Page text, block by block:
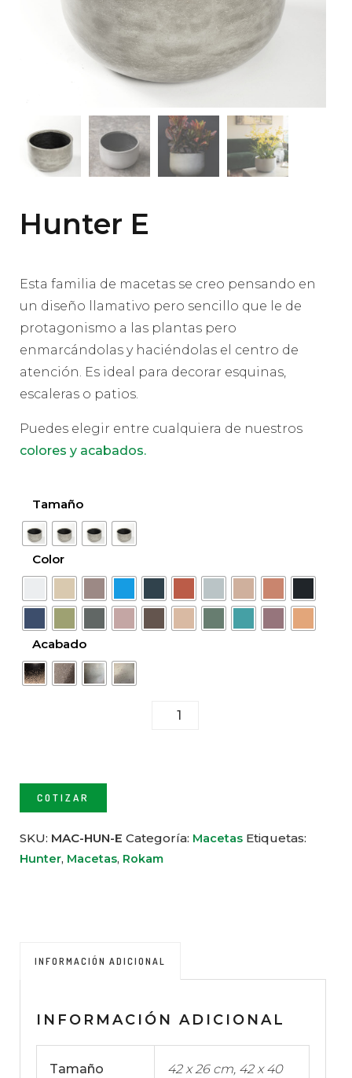
Hunter E
Esta familia de macetas se creo pensando en
un diseño llamativo pero sencillo que le de
protagonismo a las plantas pero
enmarcándolas y haciéndolas el centro de
atención. Es ideal para decorar esquinas,
escaleras o patios.
Puedes elegir entre cualquiera de nuestros
colores y acabados.
Tamaño
Color
Acabado
COTIZAR
SKU: MAC-HUN-E Categoría: Macetas Etiquetas:
Hunter, Macetas, Rokam
INFORMACIÓN ADICIONAL
INFORMACIÓN ADICIONAL
Tamaño
42 x 26 cm, 42 x 40